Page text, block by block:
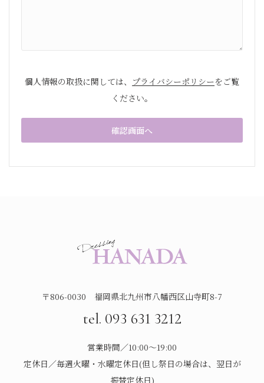
個人情報の取扱に関しては、 プライバシーポリシーをご覧
ください。
〒806-0030 福岡県北九州市八幡西区山寺町8-7
tel. 093 631 3212
営業時間／10:00～19:00
定休日／毎週火曜・水曜定休日(但し祭日の場合は、翌日が
振替定休日)